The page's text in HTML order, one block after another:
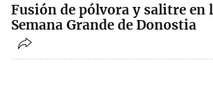
Fusión de pólvora y salitre en
Semana Grande de Donostia